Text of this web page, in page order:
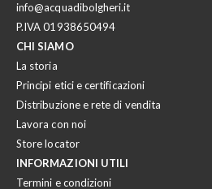
info@acquadibolgheri.it
P.IVA 01938650494
CHI SIAMO
La storia
Principi etici e certificazioni
Distribuzione e rete di vendita
Lavora con noi
Store locator
INFORMAZIONI UTILI
Termini e condizioni